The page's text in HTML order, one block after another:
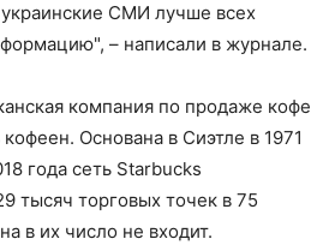
украинские СМИ лучше всех
– написали в журнале.
компания по продаже кофе
Основана в Сиэтле в 1971
года сеть Starbucks
тысяч торговых точек в 75
в их число не входит.